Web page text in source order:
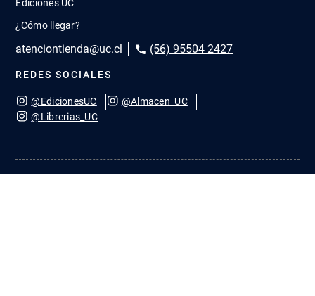
Ediciones UC
¿Cómo llegar?
atenciontienda@uc.cl (56) 95504 2427
REDES SOCIALES
@EdicionesUC
@Almacen_UC
@Librerias_UC